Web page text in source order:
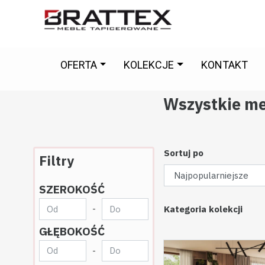
OFERTA KOLEKCJE KONTAKT
Wszystkie
Filtry
SZEROKOŚĆ
-
GŁĘBOKOŚĆ
-
Sortuj po
Kolekcja Novelo
Kategoria kolekcji